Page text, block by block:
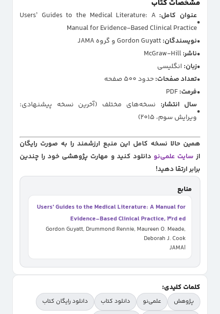
مشخصات کتاب
عنوان کامل: Users’ Guides to the Medical Literature: A
Manual for Evidence-Based Clinical Practice
نویسندگان:
ناشر:
زبان: انگلیسی
تعداد صفحات:حدود ۵۰۰ صفحه
فرمت:
سال انتشار: نسخه‌های مختلف (آخرین نسخه پیشنهادی:
ویرایش سوم، ۲۰۱۵)
همین حالا نسخه کامل این منبع ارزشمند را به صورت رایگان
ازسایت علمی‌نو دانلود کنید و مهارت پژوهشی خود را چندین
برابر ارتقا دهید!
منابع
Users' Guides to the Medical Literature: A Manual for
Evidence-Based Clinical Practice, 3rd ed
Gordon Guyatt, Drummond Rennie, Maureen O. Meade,
Deborah J. Cook
|
JAMA
کلمات کلیدی:
پژوهش علمی‌نو دانلود کتاب
دانلود رایگان کتاب